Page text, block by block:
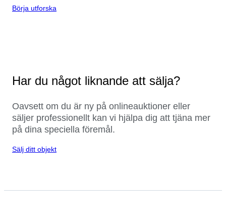
Börja utforska
Har du något liknande att sälja?
Oavsett om du är ny på onlineauktioner eller
säljer professionellt kan vi hjälpa dig att tjäna mer
på dina speciella föremål.
Sälj ditt objekt